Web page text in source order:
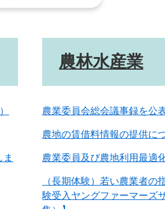
農林水産業
農業委員会総会議事録を公
農地の賃借料情報の提供に
農業委員及び農地利用最適
（長期体験）若い農業者
験受入ヤングファーマーズ